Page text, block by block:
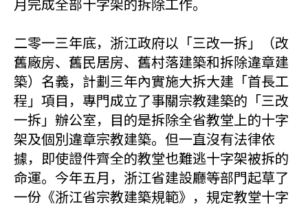
二零一三年底，浙江政府以「三改一拆」（改
舊廠房、舊民居房、舊村落建築和拆除違章建
築）名義，計劃三年內實施大拆大建「首長工
程」項目，專門成立了事關宗教建築的「三改
一拆」辦公室，目的是拆除全省教堂上的十字
架及個別違章宗教建築。但一直沒有法律依
據，即使證件齊全的教堂也難逃十字架被拆的
命運。今年五月，浙江省建設廳等部門起草了
一份《浙江省宗教建築規範》，規定教堂十字